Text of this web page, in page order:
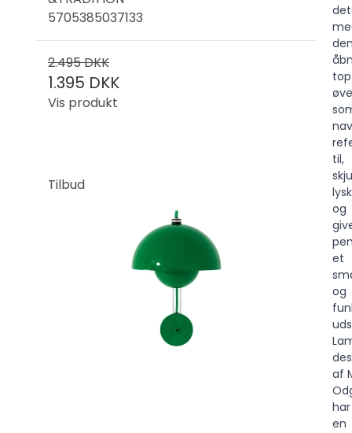
5705385037133
2.495 DKK
1.395 DKK
Vis produkt
Tilbud
top
til,
og
et
og
af
har
en